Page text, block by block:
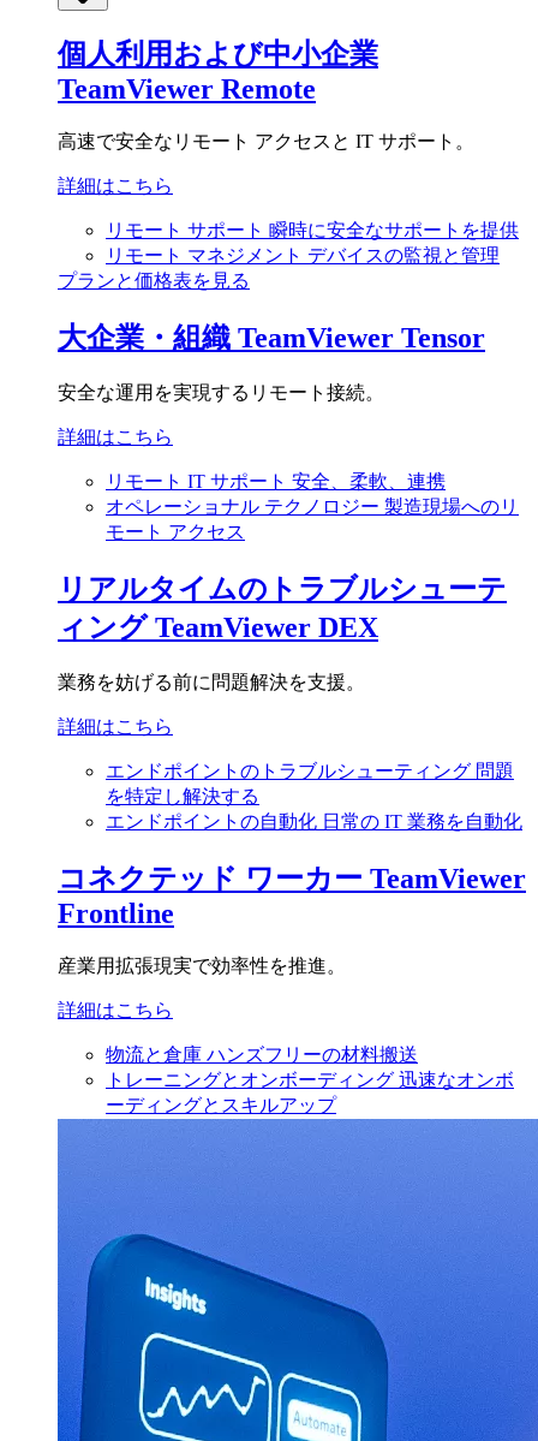
個人利用および中小企業
TeamViewer Remote
高速で安全なリモート アクセスと IT サポート。
詳細はこちら
リモート サポート 瞬時に安全なサポートを提供
リモート マネジメント デバイスの監視と管理
プランと価格表を見る
大企業・組織 TeamViewer Tensor
安全な運用を実現するリモート接続。
詳細はこちら
リモート IT サポート 安全、柔軟、連携
オペレーショナル テクノロジー 製造現場へのリ
モート アクセス
リアルタイムのトラブルシューテ
ィング TeamViewer DEX
業務を妨げる前に問題解決を支援。
詳細はこちら
エンドポイントのトラブルシューティング 問題
を特定し解決する
エンドポイントの自動化 日常の IT 業務を自動化
コネクテッド ワーカー TeamViewer
Frontline
産業用拡張現実で効率性を推進。
詳細はこちら
物流と倉庫 ハンズフリーの材料搬送
トレーニングとオンボーディング 迅速なオンボ
ーディングとスキルアップ